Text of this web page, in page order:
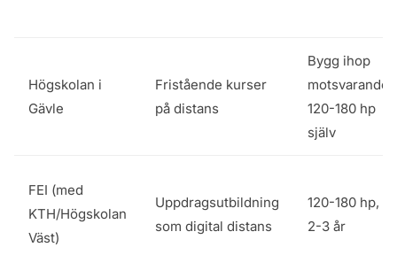
Högskolan i
Gävle
Fristående kurser
på distans
Bygg ihop
motsvarande
120-180 hp
själv
FEI (med
KTH/Högskolan
Väst)
Uppdragsutbildning
som digital distans
120-180 hp,
2-3 år